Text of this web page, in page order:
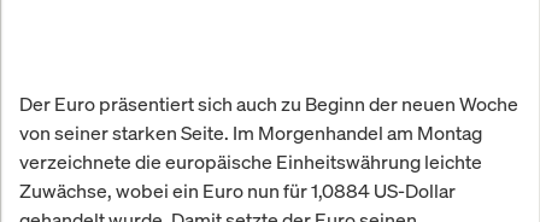
Der Euro präsentiert sich auch zu Beginn der neuen Woche
von seiner starken Seite. Im Morgenhandel am Montag
verzeichnete die europäische Einheitswährung leichte
Zuwächse, wobei ein Euro nun für 1,0884 US-Dollar